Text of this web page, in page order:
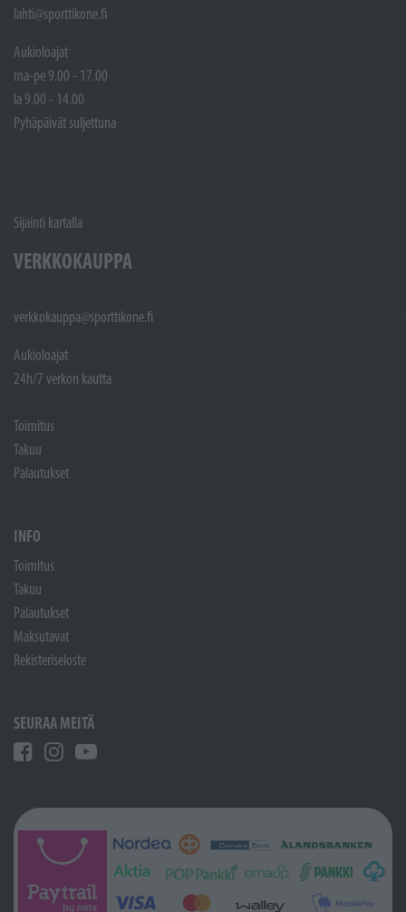
lahti@sporttikone.fi
Aukioloajat
ma-pe 9.00 - 17.00
la 9.00 - 14.00
Pyhäpäivät suljettuna
Sijainti kartalla
VERKKOKAUPPA
verkkokauppa@sporttikone.fi
Aukioloajat
24h/7 verkon kautta
Toimitus
Takuu
Palautukset
INFO
Toimitus
Takuu
Palautukset
Maksutavat
Rekisteriseloste
SEURAA MEITÄ